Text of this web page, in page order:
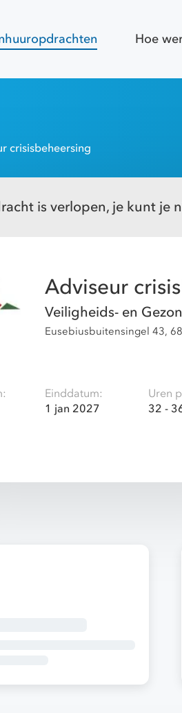
Hoe
crisisbeheersing
is verlopen, je kunt je
Adviseur
Veiligheids- en
Eusebiusbuitensingel 43,
Einddatum:
1 jan 2027
Uren
32 -